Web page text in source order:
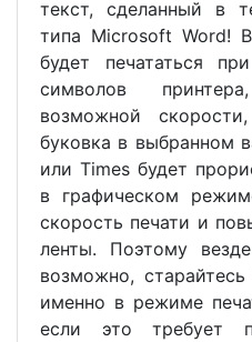
текст, сделанный в
типа Microsoft Word!
будет печататься
символов
возможной
буковка в выбранном
или Times будет
в графическом
скорость печати и
ленты. Поэтому
возможно, старайтесь
именно в режиме
если это требует